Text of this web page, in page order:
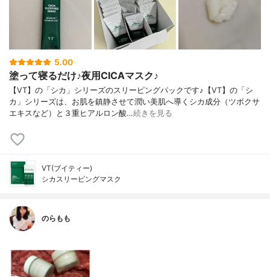
5.00
塗って寝るだけ♪夜用CICAマスク♪
【VT】の「シカ」シリーズのスリーピングパックです♪【VT】の「シ
カ」シリーズは、お肌を鎮静させて潤い美肌へ導くシカ成分（ツボクサ
エキスなど）と３重ヒアルロン酸…続きを見る
VT(ブイティー)
シカスリーピングマスク
のらもも